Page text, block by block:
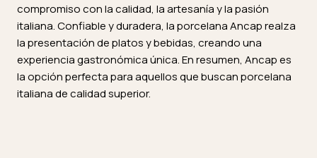
compromiso con la calidad, la artesanía y la pasión
italiana. Confiable y duradera, la porcelana Ancap realza
la presentación de platos y bebidas, creando una
experiencia gastronómica única. En resumen, Ancap es
la opción perfecta para aquellos que buscan porcelana
italiana de calidad superior.